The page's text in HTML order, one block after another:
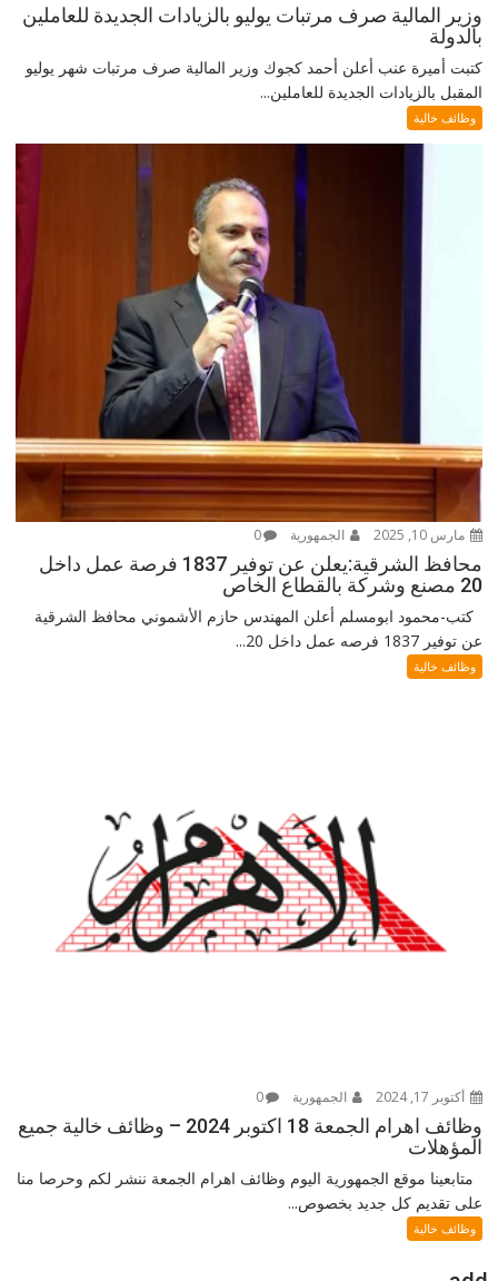
وزير المالية صرف مرتبات يوليو بالزيادات الجديدة للعاملين
بالدولة
كتبت أميرة عنب أعلن أحمد كجوك وزير المالية صرف مرتبات شهر يوليو
المقبل بالزيادات الجديدة للعاملين...
وظائف خالية
مارس 10, 2025 الجمهورية 0
محافظ الشرقية:يعلن عن توفير 1837 فرصة عمل داخل
20 مصنع وشركة بالقطاع الخاص
كتب-محمود ابومسلم أعلن المهندس حازم الأشموني محافظ الشرقية
عن توفير 1837 فرصه عمل داخل 20...
وظائف خالية
أكتوبر 17, 2024 الجمهورية 0
وظائف اهرام الجمعة 18 اكتوبر 2024 – وظائف خالية جميع
المؤهلات
متابعينا موقع الجمهورية اليوم وظائف اهرام الجمعة ننشر لكم وحرصا منا
على تقديم كل جديد بخصوص...
وظائف خالية